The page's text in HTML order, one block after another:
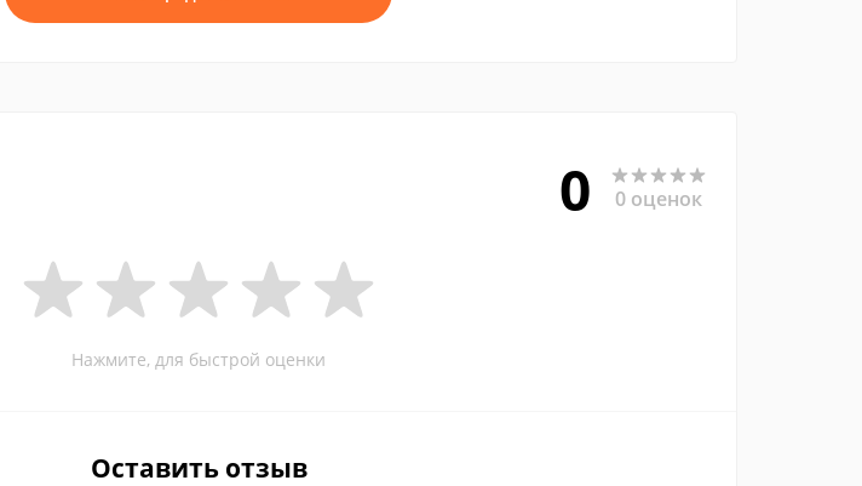
0 0 оценок
Нажмите, для быстрой оценки
Оставить отзыв